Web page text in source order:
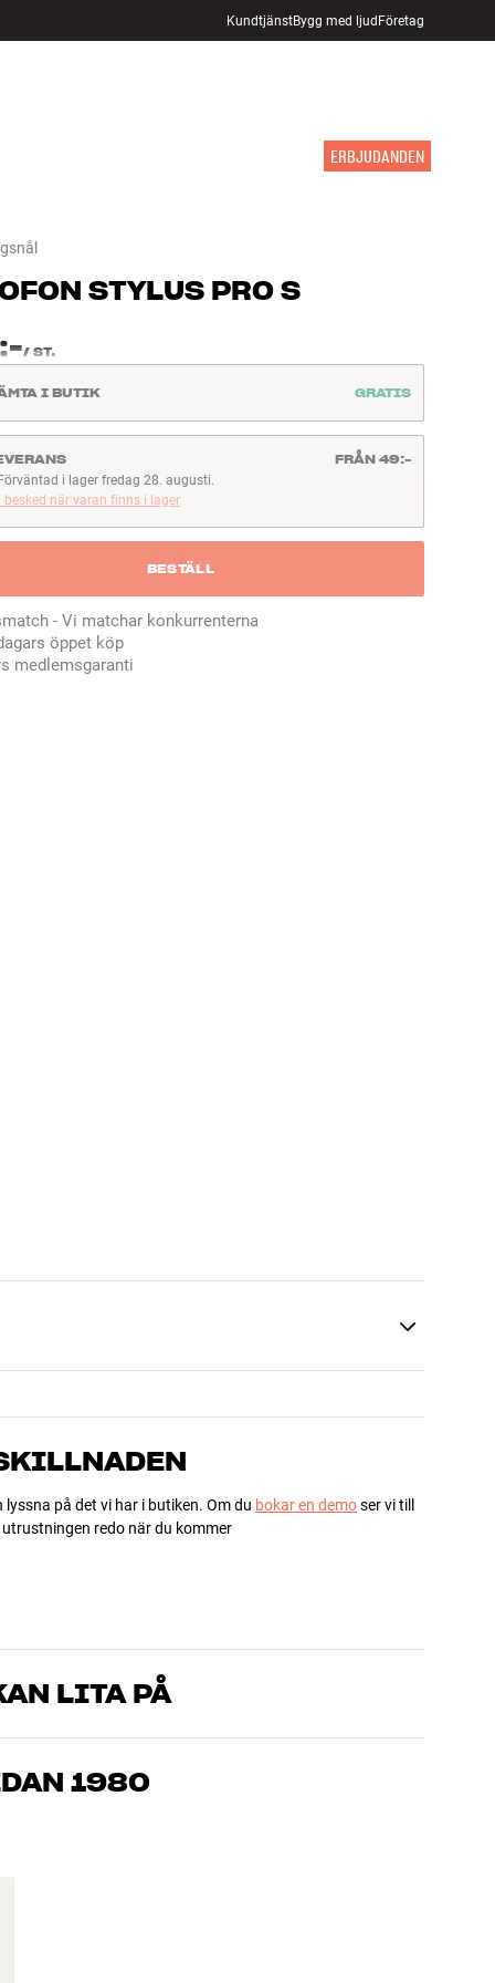
KundtjänstBygg med ljudFöretag
ERBJUDANDEN
STYLUS PRO S
/ ST.
I BUTIK GRATIS
i lager fredag 28. augusti.
i lager fredag 28. augusti.
besked när varan finns i lager
FRÅN 49:-
BESTÄLL
- Vi matchar konkurrenterna
öppet köp
medlemsgaranti
på det vi har i butiken. Om du bokar en demoser vi till
redo när du kommer
LITA PÅ
kan produkterna och brinner för riktigt bra ljud – både till
1980